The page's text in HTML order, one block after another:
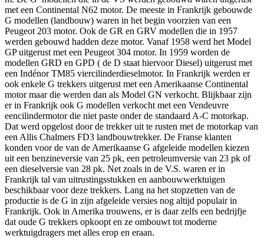
met een Continental N62 motor. De meeste in Frankrijk gebouwde
G modellen (landbouw) waren in het begin voorzien van een
Peugeot 203 motor. Ook de GR en GRV modellen die in 1957
werden gebouwd hadden deze motor. Vanaf 1958 werd het Model
GP uitgerust met een Peugeot 304 motor. In 1959 worden de
modellen GRD en GPD ( de D staat hiervoor Diesel) uitgerust met
een Indénor TM85 viercilinderdieselmotor. In Frankrijk werden er
ook enkele G trekkers uitgerust met een Amerikaanse Continental
motor maar die werden dan als Model GN verkocht. Blijkbaar zijn
er in Frankrijk ook G modellen verkocht met een Vendeuvre
eencilindermotor die niet paste onder de standaard A-C motorkap.
Dat werd opgelost door de trekker uit te rusten met de motorkap van
een Allis Chalmers FD3 landbouwtrekker. De Franse klanten
konden voor de van de Amerikaanse G afgeleide modellen kiezen
uit een benzineversie van 25 pk, een petroleumversie van 23 pk of
een dieselversie van 28 pk. Net zoals in de V.S. waren er in
Frankrijk tal van uitrustingsstukken en aanbouwwerktuigen
beschikbaar voor deze trekkers. Lang na het stopzetten van de
productie is de G in zijn afgeleide versies nog altijd populair in
Frankrijk. Ook in Amerika trouwens, er is daar zelfs een bedrijfje
dat oude G trekkers opkoopt en ze ombouwt tot moderne
werktuigdragers met alles erop en eraan.